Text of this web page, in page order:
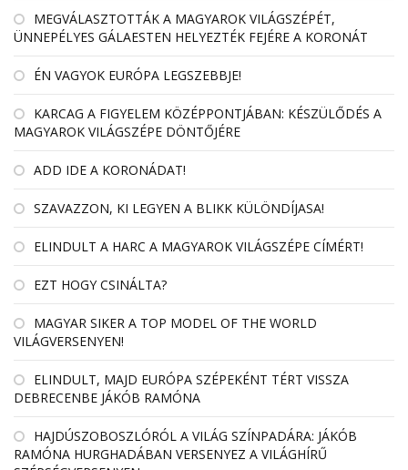
MEGVÁLASZTOTTÁK A MAGYAROK VILÁGSZÉPÉT,
ÜNNEPÉLYES GÁLAESTEN HELYEZTÉK FEJÉRE A KORONÁT
ÉN VAGYOK EURÓPA LEGSZEBBJE!
KARCAG A FIGYELEM KÖZÉPPONTJÁBAN: KÉSZÜLŐDÉS A
MAGYAROK VILÁGSZÉPE DÖNTŐJÉRE
ADD IDE A KORONÁDAT!
SZAVAZZON, KI LEGYEN A BLIKK KÜLÖNDÍJASA!
ELINDULT A HARC A MAGYAROK VILÁGSZÉPE CÍMÉRT!
EZT HOGY CSINÁLTA?
MAGYAR SIKER A TOP MODEL OF THE WORLD
VILÁGVERSENYEN!
ELINDULT, MAJD EURÓPA SZÉPEKÉNT TÉRT VISSZA
DEBRECENBE JÁKÓB RAMÓNA
HAJDÚSZOBOSZLÓRÓL A VILÁG SZÍNPADÁRA: JÁKÓB
RAMÓNA HURGHADÁBAN VERSENYEZ A VILÁGHÍRŰ